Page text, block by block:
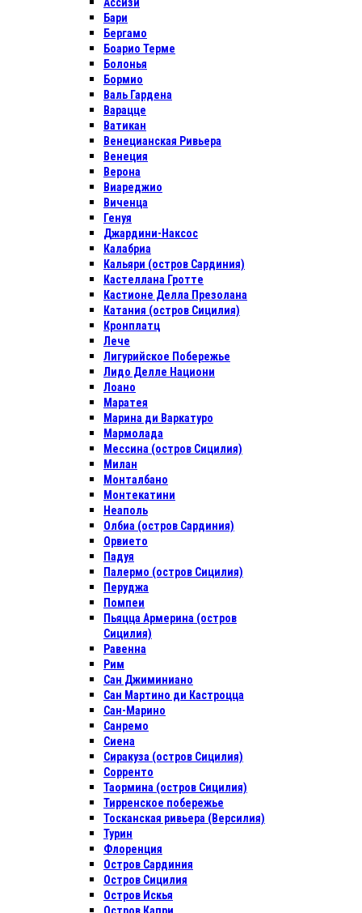
Бари
Бергамо
Боарио Терме
Болонья
Бормио
Валь Гардена
Варацце
Ватикан
Венецианская Ривьера
Венеция
Верона
Виареджио
Виченца
Генуя
Джардини-Наксос
Калабриа
Кальяри (остров Сардиния)
Кастеллана Гротте
Кастионе Делла Презолана
Катания (остров Сицилия)
Кронплатц
Лече
Лигурийское Побережье
Лидо Делле Национи
Лоано
Маратея
Марина ди Варкатуро
Мармолада
Мессина (остров Сицилия)
Милан
Монталбано
Монтекатини
Неаполь
Олбиа (остров Сардиния)
Орвието
Падуя
Палермо (остров Сицилия)
Перуджа
Помпеи
Пьяцца Армерина (остров
Сицилия)
Равенна
Рим
Сан Джиминиано
Сан Мартино ди Кастроцца
Сан-Марино
Санремо
Сиена
Сиракуза (остров Сицилия)
Сорренто
Таормина (остров Сицилия)
Тирренское побережье
Тосканская ривьера (Версилия)
Турин
Флоренция
Остров Сардиния
Остров Сицилия
Остров Искья